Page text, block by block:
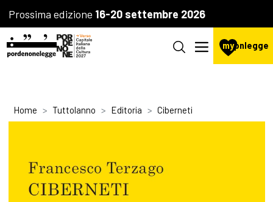
Prossima edizione 16-20 settembre 2026
mypnlegge
Home Tuttolanno Editoria Ciberneti